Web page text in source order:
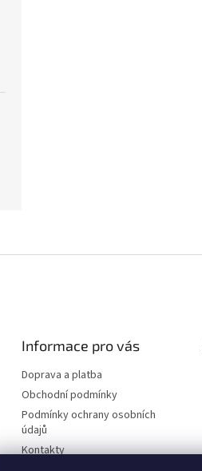
Informace pro vás
Doprava a platba
Obchodní podmínky
Podmínky ochrany osobních
údajů
Kontakty